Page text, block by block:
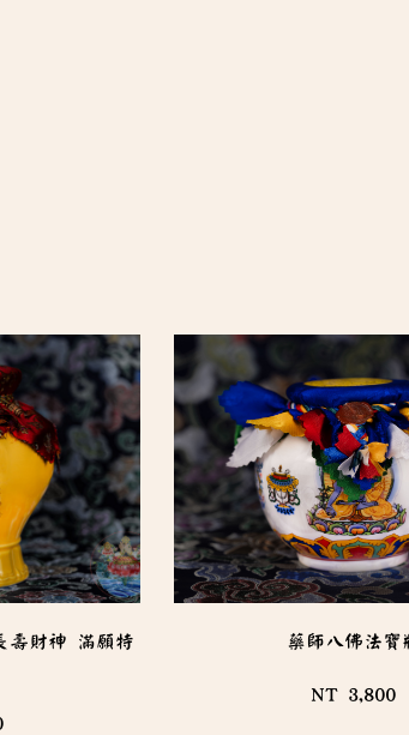
壽財神 滿願特
藥師八佛法寶
NT 3,800